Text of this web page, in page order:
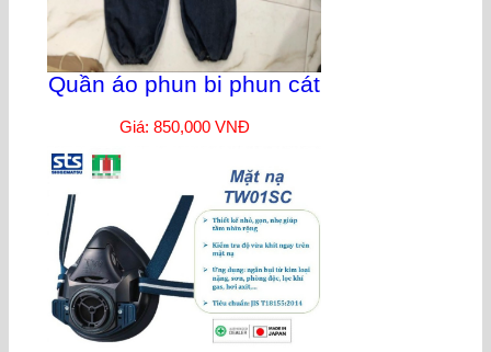
Quần áo phun bi phun cát
Giá: 850,000 VNĐ